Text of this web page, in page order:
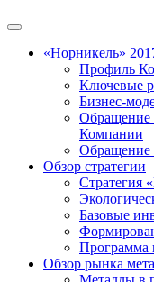
«Норникель»
Профиль
Ключевые
Бизнес-
Обращение
Компании
Обращение
Обзор стратегии
Стратегия
Базовые
Программа
Обзор рынка